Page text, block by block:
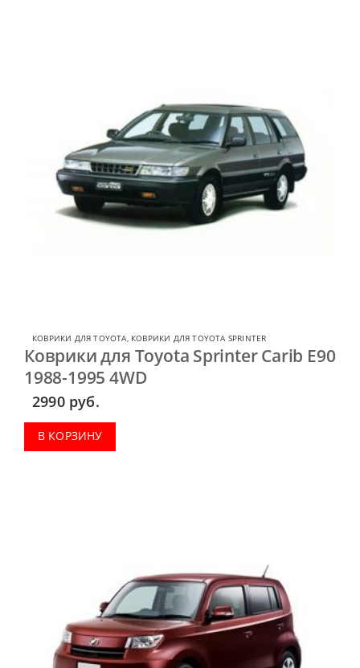
КОВРИКИ ДЛЯ TOYOTA КОВРИКИ ДЛЯ TOYOTA SPRINTER
Коврики для Toyota Sprinter Carib E90
1988-1995 4WD
2990 руб.
В КОРЗИНУ